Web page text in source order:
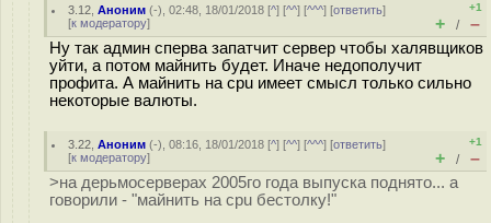
3.12 ,Аноним (-), 02:48, 18/01/2018 [^] [^^] [^^^] [ответить]
[к модератору]
+1
+ / –
Ну так админ сперва запатчит сервер чтобы халявщиков
уйти, а потом майнить будет. Иначе недополучит
профита. А майнить на cpu имеет смысл только сильно
некоторые валюты.
3.22 ,Аноним (-), 08:16, 18/01/2018 [^] [^^] [^^^] [ответить]
[к модератору]
+1
+ / –
>на дерьмосерверах 2005го года выпуска поднято... а
говорили - "майнить на cpu бестолку!"